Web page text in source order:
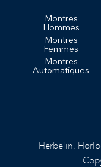
Montres
Hommes
Montres
Femmes
Montres
Automatiques
Herbelin,